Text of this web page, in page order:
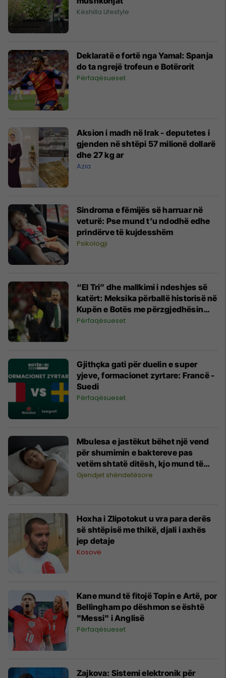
Këshilla Lifestyle
Deklaratë e fortë nga Yamal: Spanja
do ta ngrejë trofeun e Botërorit
Përfaqësueset
Aksion i madh në Irak - deputetes i
gjenden në shtëpi 57 milionë dollarë
dhe 27 kg ar
Azia
Sindroma e fëmijës së harruar në
veturë: Pse mund t’u ndodhë edhe
prindërve të kujdesshëm
Psikologji
“El Tri” dhe mallkimi i ndeshjes së
katërt: Meksika përballë historisë në
Kupën e Botës me përzgjedhësin
Javier Aguirre
Përfaqësueset
Gjithçka gati për duelin e super
yjeve, formacionet zyrtare: Francë -
Suedi
Përfaqësueset
Mbulesa e jastëkut bëhet një vend
për shumimin e baktereve pas
vetëm shtatë ditësh, kjo mund të
ndikojë në lëkurë dhe gjumë
Gjendjet shëndetësore
Hoxha i Zlipotokut u vra para derës
së shtëpisë me thikë, djali i axhës
jep detaje
Kosovë
Kane mund të fitojë Topin e Artë, por
Bellingham po dëshmon se është
"Messi" i Anglisë
Përfaqësueset
Zajkova: Sistemi elektronik për